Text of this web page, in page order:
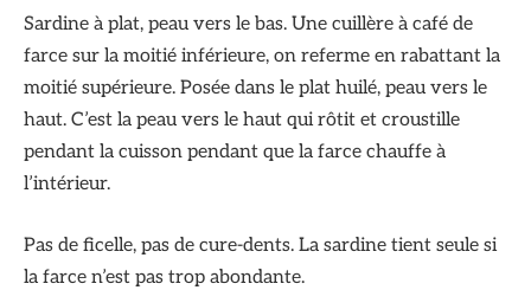
Sardine à plat, peau vers le bas. Une cuillère à café de
farce sur la moitié inférieure, on referme en rabattant la
moitié supérieure. Posée dans le plat huilé, peau vers le
haut. C’est la peau vers le haut qui rôtit et croustille
pendant la cuisson pendant que la farce chauffe à
l’intérieur.
Pas de ficelle, pas de cure-dents. La sardine tient seule si
la farce n’est pas trop abondante.